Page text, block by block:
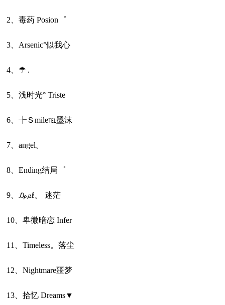
2、毒药 Posion゜
3、Arsenic°似我心
4、☂ .
5、浅时光° Triste
6、┾Ｓmile℡墨沫ゞ
7、angel。
8、Ending结局゜
9、₯㎕。 迷茫
10、卑微暗恋 Infer
11、Timeless。落尘
12、Nightmare噩梦
13、拾忆 Dreams▼